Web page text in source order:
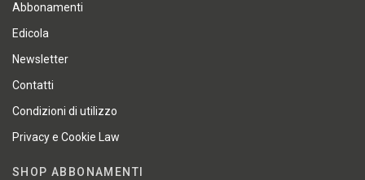
Abbonamenti
Edicola
Newsletter
Contatti
Condizioni di utilizzo
Privacy e Cookie Law
SHOP ABBONAMENTI